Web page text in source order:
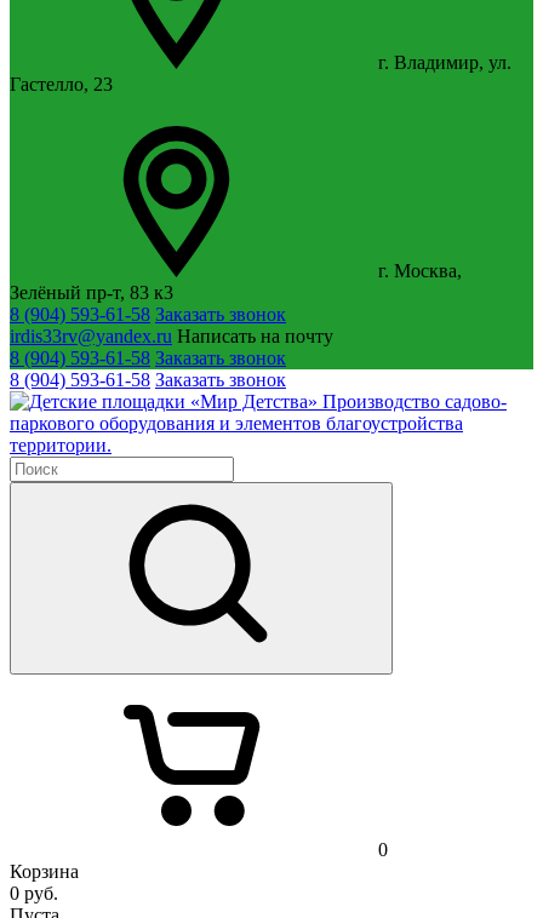
г. Владимир, ул.
Гастелло, 23
г. Москва,
Зелёный пр-т, 83 к3
8 (904) 593-61-58 Заказать звонок
irdis33rv@yandex.ru Написать на почту
8 (904) 593-61-58 Заказать звонок
8 (904) 593-61-58 Заказать звонок
Производство садово-
паркового оборудования и элементов благоустройства
территории.
0
Корзина
0 руб.